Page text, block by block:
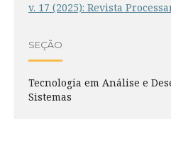
v. 17 (2025): Revista
SEÇÃO
Tecnologia em Análise e
Sistemas